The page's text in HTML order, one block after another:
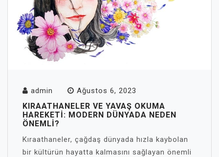
admin Ağustos 6, 2023
KIRAATHANELER VE YAVAŞ OKUMA
HAREKETI: MODERN DÜNYADA NEDEN
ÖNEMLI?
Kıraathaneler, çağdaş dünyada hızla kaybolan
bir kültürün hayatta kalmasını sağlayan önemli